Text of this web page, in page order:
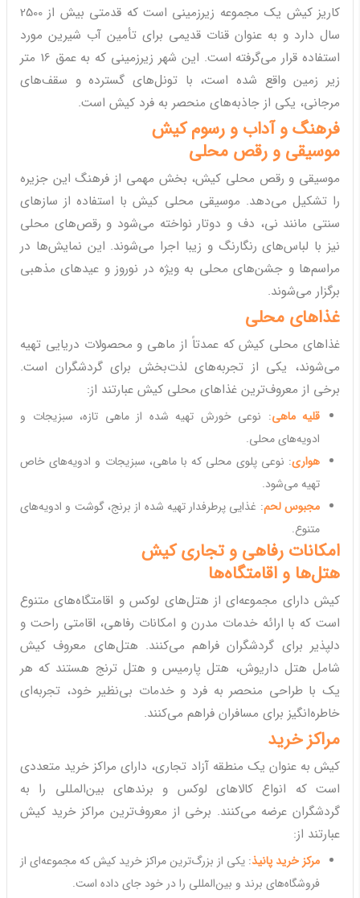
کاریز کیش یک مجموعه زیرزمینی است که قدمتی بیش از 2500
سال دارد و به عنوان قنات قدیمی برای تأمین آب شیرین مورد
استفاده قرار می‌گرفته است. این شهر زیرزمینی که به عمق 16 متر
زیر زمین واقع شده است، با تونل‌های گسترده و سقف‌های
مرجانی، یکی از جاذبه‌های منحصر به فرد کیش است.
فرهنگ و آداب و رسوم کیش
موسیقی و رقص محلی
موسیقی و رقص محلی کیش، بخش مهمی از فرهنگ این جزیره
را تشکیل می‌دهد. موسیقی محلی کیش با استفاده از سازهای
سنتی مانند نی، دف و دوتار نواخته می‌شود و رقص‌های محلی
نیز با لباس‌های رنگارنگ و زیبا اجرا می‌شوند. این نمایش‌ها در
مراسم‌ها و جشن‌های محلی به ویژه در نوروز و عیدهای مذهبی
برگزار می‌شوند.
غذاهای محلی
غذاهای محلی کیش که عمدتاً از ماهی و محصولات دریایی تهیه
می‌شوند، یکی از تجربه‌های لذت‌بخش برای گردشگران است.
برخی از معروف‌ترین غذاهای محلی کیش عبارتند از:
قلیه ماهی: نوعی خورش تهیه شده از ماهی تازه، سبزیجات و
ادویه‌های محلی.
هواری: نوعی پلوی محلی که با ماهی، سبزیجات و ادویه‌های خاص
تهیه می‌شود.
مجبوس لحم: غذایی پرطرفدار تهیه شده از برنج، گوشت و ادویه‌های
متنوع.
امکانات رفاهی و تجاری کیش
هتل‌ها و اقامتگاه‌ها
کیش دارای مجموعه‌ای از هتل‌های لوکس و اقامتگاه‌های متنوع
است که با ارائه خدمات مدرن و امکانات رفاهی، اقامتی راحت و
دلپذیر برای گردشگران فراهم می‌کنند. هتل‌های معروف کیش
شامل هتل داریوش، هتل پارمیس و هتل ترنج هستند که هر
یک با طراحی منحصر به فرد و خدمات بی‌نظیر خود، تجربه‌ای
خاطره‌انگیز برای مسافران فراهم می‌کنند.
مراکز خرید
کیش به عنوان یک منطقه آزاد تجاری، دارای مراکز خرید متعددی
است که انواع کالاهای لوکس و برندهای بین‌المللی را به
گردشگران عرضه می‌کنند. برخی از معروف‌ترین مراکز خرید کیش
عبارتند از:
مرکز خرید پانیذ: یکی از بزرگ‌ترین مراکز خرید کیش که مجموعه‌ای از
فروشگاه‌های برند و بین‌المللی را در خود جای داده است.